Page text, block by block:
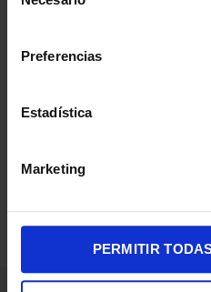
Preferencias
Estadística
Marketing
PERMITIR
CENTRO PLANCHADO UFESA